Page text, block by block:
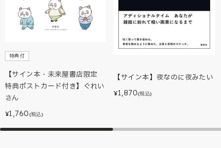
特典付
【サイン本・未来屋書店限定
特典ポストカード付き】ぐれい
さん
¥1,760 (税込)
【サイン本】夜なのに夜みたい
¥1,870(税込)